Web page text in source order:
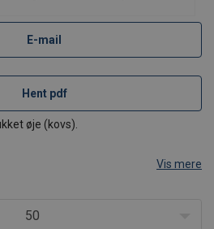
E-mail
Hent pdf
øje (kovs).
Vis mere
50